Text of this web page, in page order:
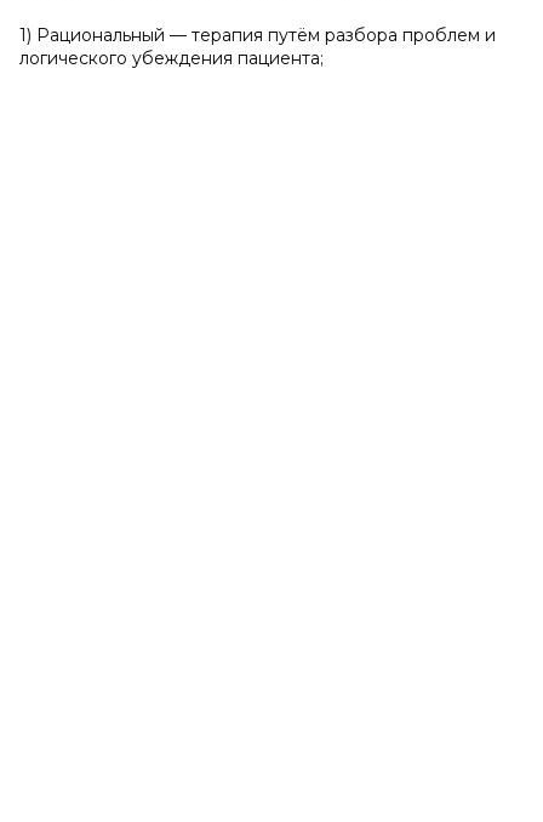
1) Рациональный — терапия путём разбора проблем и
логического убеждения пациента;